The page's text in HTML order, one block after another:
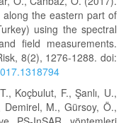
the eastern part of
using the spectral
field measurements.
8(2), 1276-1288. doi:
Koçbulut, F., Şanlı, U.,
Demirel, M., Gürsoy, Ö.,